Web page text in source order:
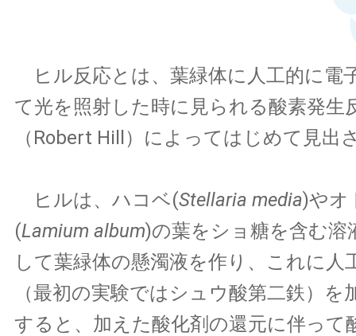
ヒル反応とは、葉緑体に人工的に電
て光を照射した時に見られる酸素発生
（Robert Hill）によってはじめて見出
ヒルは、ハコベ(Stellaria media)やオ
(Lamium album)の葉をショ糖を含む溶
して葉緑体の懸濁液を作り、これに人
（最初の実験ではシュウ酸第二鉄）を
すると、加えた酸化剤の還元に伴って